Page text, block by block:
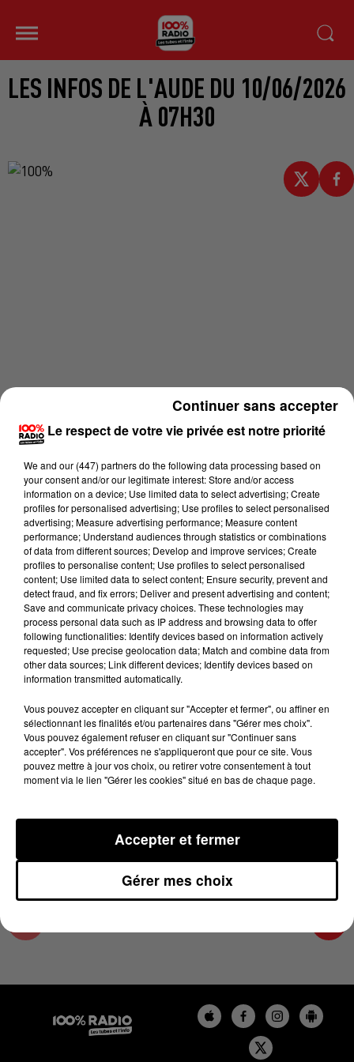
LES INFOS DE L'AUDE DU 10/06/2026
À 07H30
Lecture (4 min 18 sec)
100%
Les infos de l'Aude du 10/06/2026 à 07h30
10 juin 2026 - 4 min 18 sec
LES INFOS DE L'AUDE DU 10/06/2026 À
07H30
Les infos de l'Aude
Le respect de votre vie privée est notre priorité
We and our (447) partnersdo the following data processing based on
your consent and/or our legitimate interest: Store and/or access
information on a device; Use limited data to select advertising; Create
profiles for personalised advertising; Use profiles to select personalised
advertising; Measure advertising performance; Measure content
performance; Understand audiences through statistics or combinations
of data from different sources; Develop and improve services; Create
profiles to personalise content; Use profiles to select personalised
content; Use limited data to select content; Ensure security, prevent and
detect fraud, and fix errors; Deliver and present advertising and content;
Save and communicate privacy choices. These technologies may
process personal data such as IP address and browsing data to offer
following functionalities: Identify devices based on information actively
requested; Use precise geolocation data; Match and combine data from
other data sources; Link different devices; Identify devices based on
information transmitted automatically.
Vous pouvez accepter en cliquant sur "Accepter et fermer", ou affiner en
sélectionnant les finalités et/ou partenaires dans "Gérer mes choix".
Vous pouvez également refuser en cliquant sur "Continuer sans
accepter". Vos préférences ne s'appliqueront que pour ce site. Vous
pouvez mettre à jour vos choix, ou retirer votre consentement à tout
moment via le lien "Gérer les cookies" situé en bas de chaque page.
Gérer mes choix
Accepter et fermer
Continuer sans accepter